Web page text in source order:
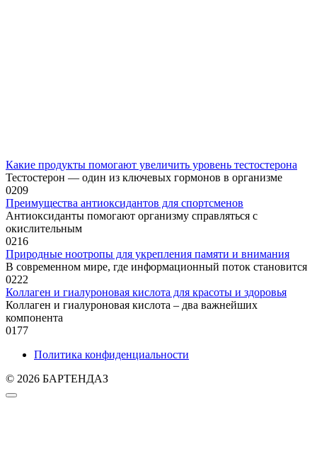
Какие продукты помогают увеличить уровень тестостерона
Тестостерон — один из ключевых гормонов в организме
0209
Преимущества антиоксидантов для спортсменов
Антиоксиданты помогают организму справляться с
окислительным
0216
Природные ноотропы для укрепления памяти и внимания
В современном мире, где информационный поток становится
0222
Коллаген и гиалуроновая кислота для красоты и здоровья
Коллаген и гиалуроновая кислота – два важнейших
компонента
0177
Политика конфиденциальности
© 2026 БАРТЕНДАЗ